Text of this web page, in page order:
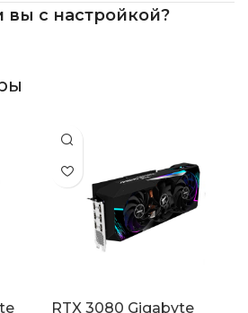
вы с настройкой?
RTX 3080 Gigabyte